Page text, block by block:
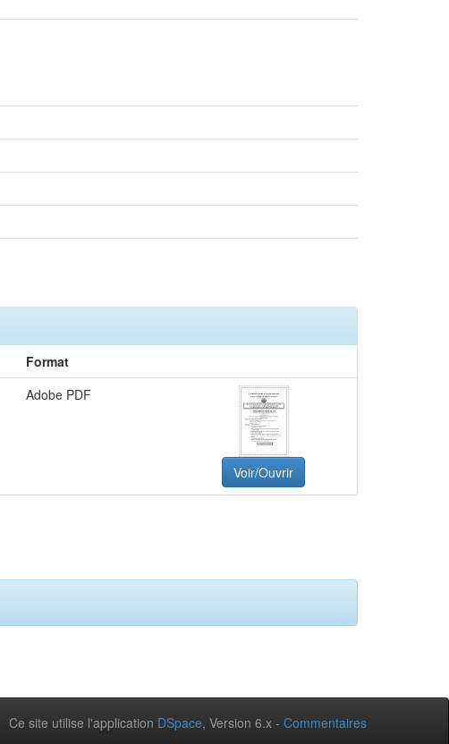
Format
Adobe PDF
Voir/Ouvrir
Ce site utilise l'application DSpace, Version 6.x - Commentaires